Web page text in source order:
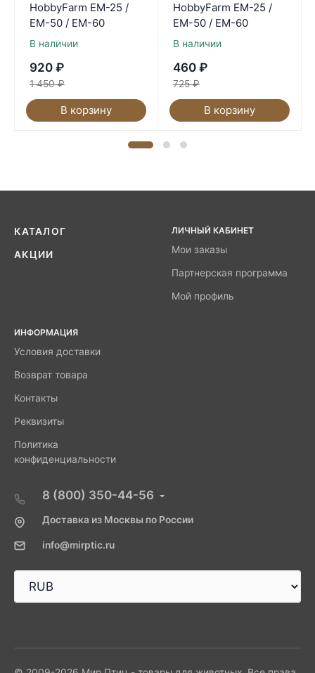
HobbyFarm ЕМ-25 /
ЕМ-50 / ЕМ-60
В наличии
920 ₽
1 450 ₽
В корзину
HobbyFarm ЕМ-25 /
ЕМ-50 / ЕМ-60
В наличии
460 ₽
725 ₽
В корзину
КАТАЛОГ
АКЦИИ
ЛИЧНЫЙ КАБИНЕТ
Мои заказы
Партнерская программа
Мой профиль
ИНФОРМАЦИЯ
Условия доставки
Возврат товара
Контакты
Реквизиты
Политика
конфиденциальности
8 (800) 350-44-56
Доставка из Москвы по России
info@mirptic.ru